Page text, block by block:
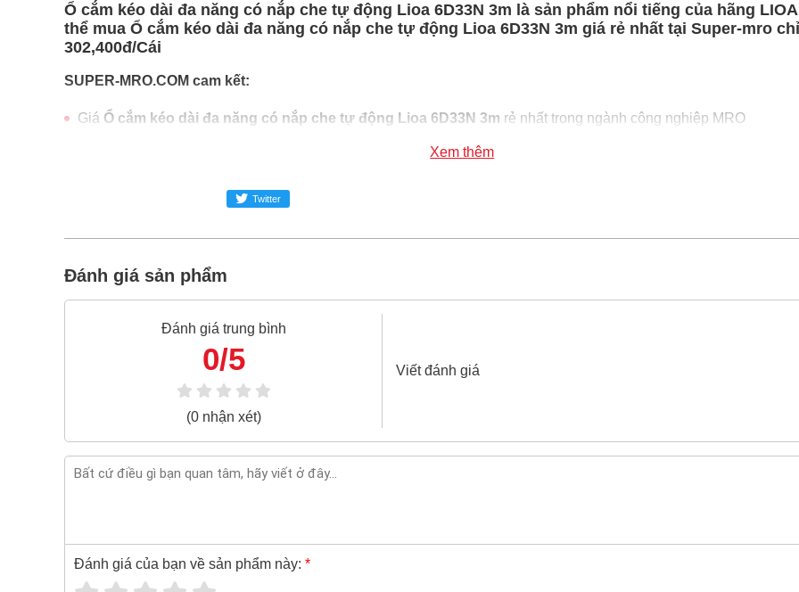
Ổ cắm kéo dài đa năng có nắp che tự động Lioa 6D33N 3m là sản phẩm nổi tiếng của hãng
thể mua Ổ cắm kéo dài đa năng có nắp che tự động Lioa 6D33N 3m giá rẻ nhất tại Super-mro
302,400đ/Cái
SUPER-MRO.COM cam kết:
Giá Ổ cắm kéo dài đa năng có nắp che tự động Lioa 6D33N 3m rẻ nhất trong ngành công nghiệp MRO
Ổ cắm kéo dài đa năng có nắp che tự động Lioa 6D33N 3m100% chính hãng
Bao 1 đổi 1 trong 24 giờ
Nếu bạn cần thêm thông tin củaỔ cắm kéo dài đa năng có nắp che tự động Lioa 6D33N 3mxin vui lòng liên
024.2224.8888
hoặc zalo -
Xem thêm
Twitter
Đánh giá sản phẩm
Đánh giá trung bình
0/5
(0 nhận xét)
Viết đánh giá
Đánh giá của bạn về sản phẩm này: *